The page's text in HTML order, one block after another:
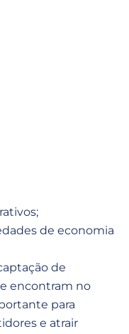
de economia
de
encontram no
para
e atrair